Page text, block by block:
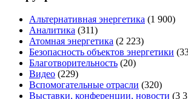
Альтернативная энергетика (1 900)
Аналитика (311)
Атомная энергетика (2 223)
Безопасность объектов энергетики
Благотворительность (20)
Видео (229)
Вспомогательные отрасли (320)
Выставки, конференции, новости (3